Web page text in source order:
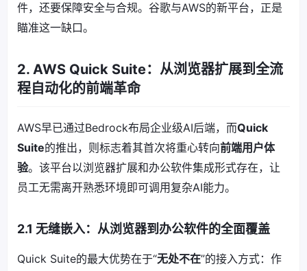
件，还要保障安全与合规。谷歌与AWS的新平台，正是
瞄准这一缺口。
2. AWS Quick Suite：从浏览器扩展到全流
程自动化的前端革命
AWS早已通过Bedrock布局企业级AI后端，而Quick
Suite的推出，则标志着其首次将重心转向前端用户体
验。该平台以浏览器扩展和办公软件集成形式存在，让
员工无需离开熟悉环境即可调用复杂AI能力。
2.1 无缝嵌入：从浏览器到办公软件的全面覆盖
Quick Suite的最大优势在于“无处不在”的接入方式：作